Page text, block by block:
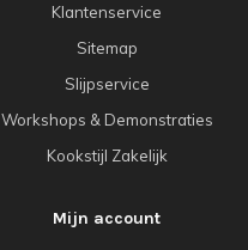
Klantenservice
Sitemap
Slijpservice
Workshops & Demonstraties
Kookstijl Zakelijk
Mijn account